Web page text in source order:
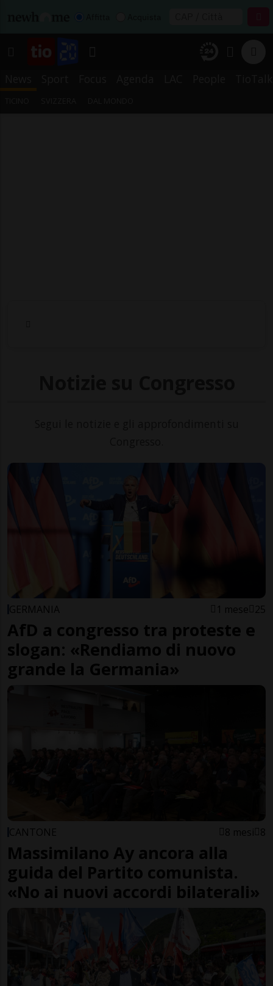
GERMANIA 1 mese 25
AfD a congresso tra proteste e
slogan: «Rendiamo di nuovo
grande la Germania»
CANTONE 8 mesi 8
Massimilano Ay ancora alla
guida del Partito comunista.
«No ai nuovi accordi bilaterali»